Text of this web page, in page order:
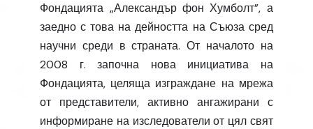
Фондацията „Александър фон Хумболт”, а
заедно с това на дейността на Съюза сред
научни среди в страната. От началото на
2008 г. започна нова инициатива на
Фондацията, целяща изграждане на мрежа
от представители, активно ангажирани с
информиране на изследователи от цял свят